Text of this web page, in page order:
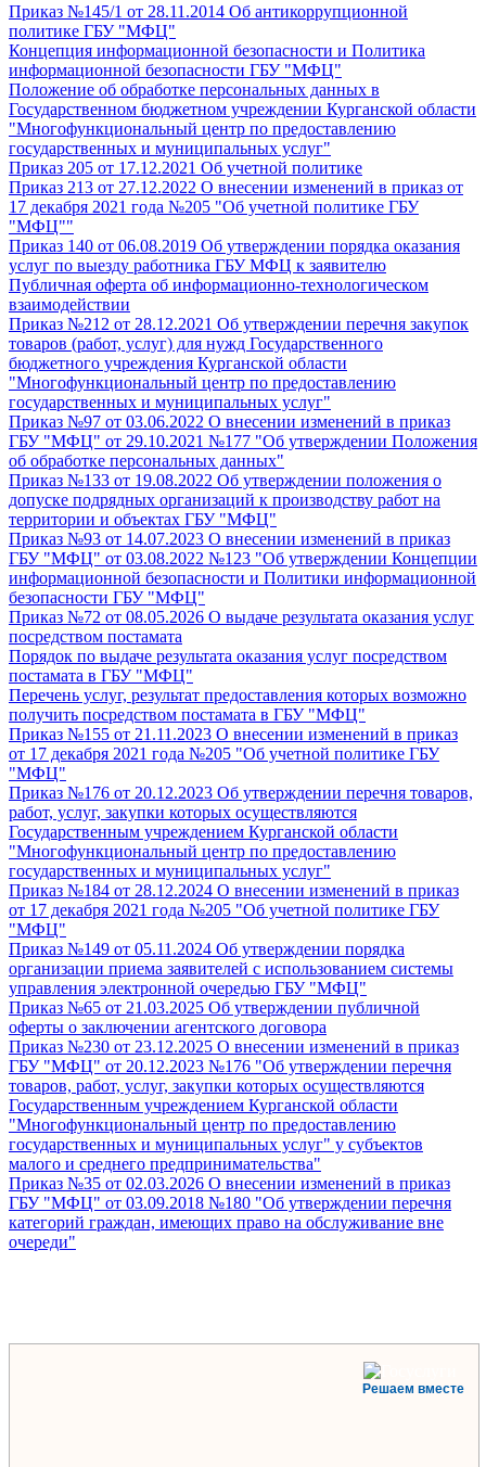
Приказ №145/1 от 28.11.2014 Об антикоррупционной
политике ГБУ "МФЦ"
Концепция информационной безопасности и Политика
информационной безопасности ГБУ "МФЦ"
Положение об обработке персональных данных в
Государственном бюджетном учреждении Курганской области
"Многофункциональный центр по предоставлению
государственных и муниципальных услуг"
Приказ 205 от 17.12.2021 Об учетной политике
Приказ 213 от 27.12.2022 О внесении изменений в приказ от
17 декабря 2021 года №205 "Об учетной политике ГБУ
"МФЦ""
Приказ 140 от 06.08.2019 Об утверждении порядка оказания
услуг по выезду работника ГБУ МФЦ к заявителю
Публичная оферта об информационно-технологическом
взаимодействии
Приказ №212 от 28.12.2021 Об утверждении перечня закупок
товаров (работ, услуг) для нужд Государственного
бюджетного учреждения Курганской области
"Многофункциональный центр по предоставлению
государственных и муниципальных услуг"
Приказ №97 от 03.06.2022 О внесении изменений в приказ
ГБУ "МФЦ" от 29.10.2021 №177 "Об утверждении Положения
об обработке персональных данных"
Приказ №133 от 19.08.2022 Об утверждении положения о
допуске подрядных организаций к производству работ на
территории и объектах ГБУ "МФЦ"
Приказ №93 от 14.07.2023 О внесении изменений в приказ
ГБУ "МФЦ" от 03.08.2022 №123 "Об утверждении Концепции
информационной безопасности и Политики информационной
безопасности ГБУ "МФЦ"
Приказ №72 от 08.05.2026 О выдаче результата оказания услуг
посредством постамата
Порядок по выдаче результата оказания услуг посредством
постамата в ГБУ "МФЦ"
Перечень услуг, результат предоставления которых возможно
получить посредством постамата в ГБУ "МФЦ"
Приказ №155 от 21.11.2023 О внесении изменений в приказ
от 17 декабря 2021 года №205 "Об учетной политике ГБУ
"МФЦ"
Приказ №176 от 20.12.2023 Об утверждении перечня товаров,
работ, услуг, закупки которых осуществляются
Государственным учреждением Курганской области
"Многофункциональный центр по предоставлению
государственных и муниципальных услуг"
Приказ №184 от 28.12.2024 О внесении изменений в приказ
от 17 декабря 2021 года №205 "Об учетной политике ГБУ
"МФЦ"
Приказ №149 от 05.11.2024 Об утверждении порядка
организации приема заявителей с использованием системы
управления электронной очередью ГБУ "МФЦ"
Приказ №65 от 21.03.2025 Об утверждении публичной
оферты о заключении агентского договора
Приказ №230 от 23.12.2025 О внесении изменений в приказ
ГБУ "МФЦ" от 20.12.2023 №176 "Об утверждении перечня
товаров, работ, услуг, закупки которых осуществляются
Государственным учреждением Курганской области
"Многофункциональный центр по предоставлению
государственных и муниципальных услуг" у субъектов
малого и среднего предпринимательства"
Приказ №35 от 02.03.2026 О внесении изменений в приказ
ГБУ "МФЦ" от 03.09.2018 №180 "Об утверждении перечня
категорий граждан, имеющих право на обслуживание вне
очереди"
Решаем вместе